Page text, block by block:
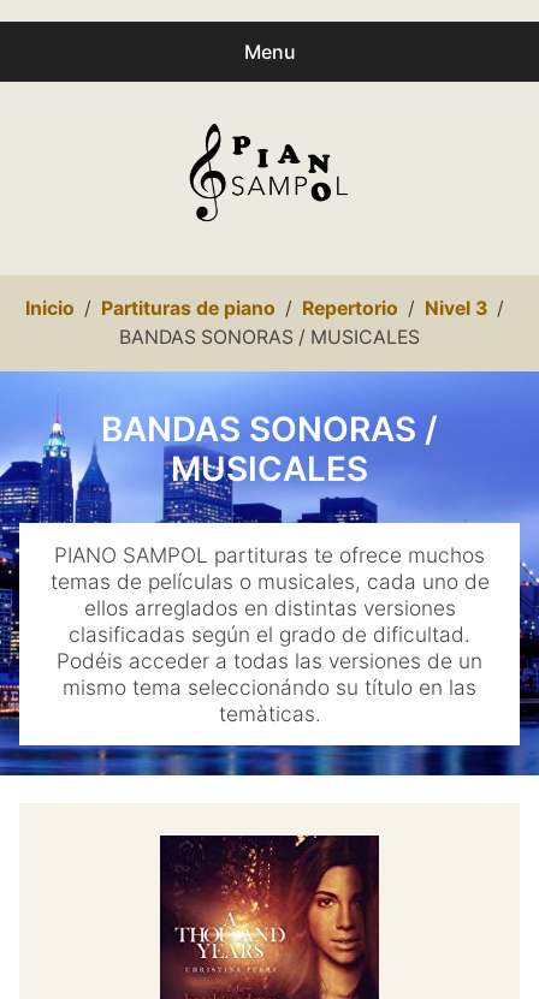
Menu
0,00€
Inicio
Presentación
Partituras
child
menu
Blog
Contacto
Mi cuenta
Inicio Partituras de piano Repertorio
Nivel 3
BANDAS SONORAS / MUSICALES
BANDAS SONORAS /
MUSICALES
PIANO SAMPOL partituras te ofrece muchos
temas de películas o musicales, cada uno de
ellos arreglados en distintas versiones
clasificadas según el grado de dificultad.
Podéis acceder a todas las versiones de un
mismo tema seleccionándo su título en las
temàticas.